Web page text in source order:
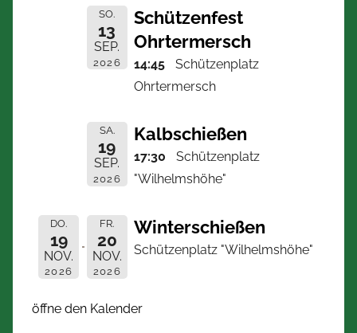
SO.
13
SEP.
2026
Schützenfest
Ohrtermersch
14:45
Schützenplatz
Ohrtermersch
SA.
19
SEP.
2026
Kalbschießen
17:30
Schützenplatz
"Wilhelmshöhe"
DO.
19
NOV.
2026
FR.
20
NOV.
2026
Winterschießen
Schützenplatz "Wilhelmshöhe"
öffne den Kalender